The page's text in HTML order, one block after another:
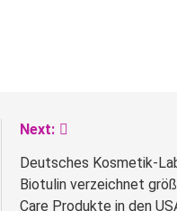
Next:
Deutsches Kosmetik-
Biotulin verzeichnet
Care Produkte in den